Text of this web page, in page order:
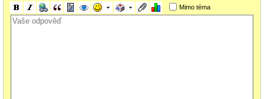
Mimo téma